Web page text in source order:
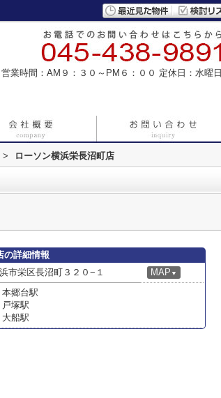
営業時間：AM９：３０～PM６：００ 定休日：水曜日
> ローソン横浜栄長沼町店
の詳細情報
市栄区長沼町３２０−１ MAP ▼
郷台駅
塚駅
船駅